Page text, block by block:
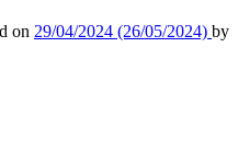
on 29/04/2024 (26/05/2024) by